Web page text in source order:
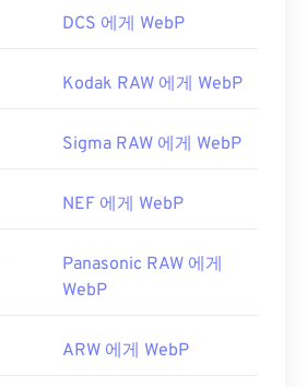
DCS 에게 WebP
Kodak RAW 에게 WebP
Sigma RAW 에게 WebP
NEF 에게 WebP
Panasonic RAW 에게
WebP
ARW 에게 WebP